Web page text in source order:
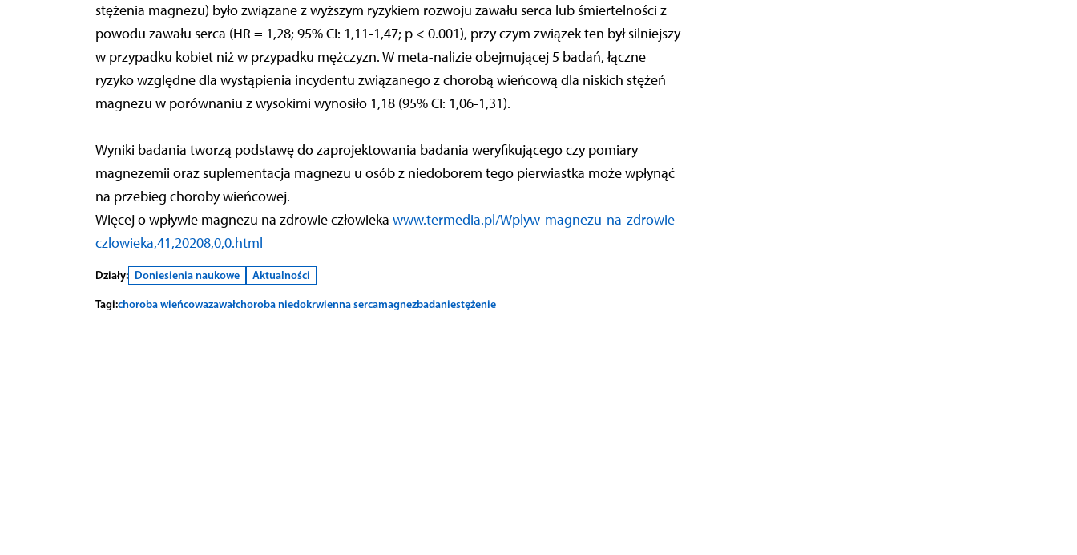
stężenia magnezu) było związane z wyższym ryzykiem rozwoju zawału serca lub śmiertelności z
powodu zawału serca (HR = 1,28; 95% CI: 1,11-1,47; p < 0.001), przy czym związek ten był silniejszy
w przypadku kobiet niż w przypadku mężczyzn. W meta-nalizie obejmującej 5 badań, łączne
ryzyko względne dla wystąpienia incydentu związanego z chorobą wieńcową dla niskich stężeń
magnezu w porównaniu z wysokimi wynosiło 1,18 (95% CI: 1,06-1,31).
Wyniki badania tworzą podstawę do zaprojektowania badania weryfikującego czy pomiary
magnezemii oraz suplementacja magnezu u osób z niedoborem tego pierwiastka może wpłynąć
na przebieg choroby wieńcowej.
Więcej o wpływie magnezu na zdrowie człowieka www.termedia.pl/Wplyw-magnezu-na-zdrowie-
czlowieka,41,20208,0,0.html
Działy: Doniesienia naukowe
Aktualności
Tagi:choroba wieńcowazawałchoroba niedokrwienna sercamagnezbadaniestężenie